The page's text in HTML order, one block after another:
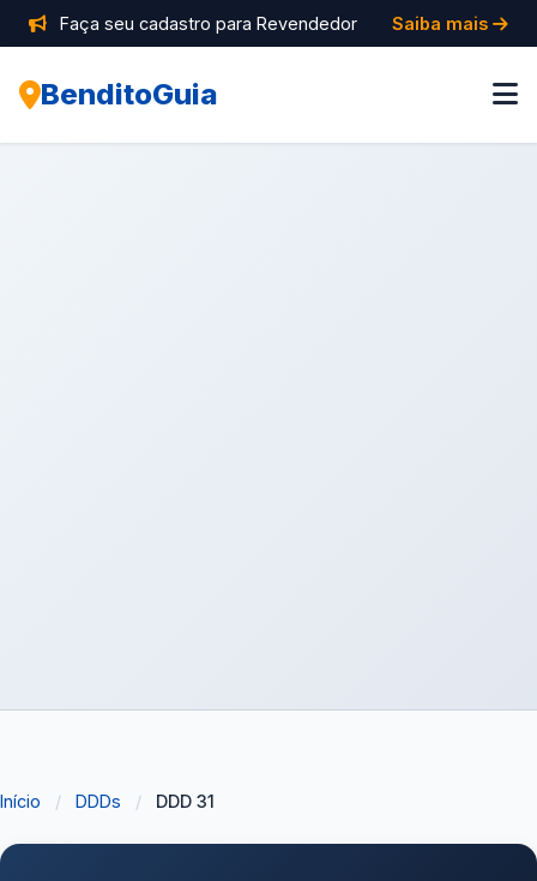
Faça seu cadastro para Revendedor Saiba mais
BenditoGuia
Início / DDDs / DDD 31